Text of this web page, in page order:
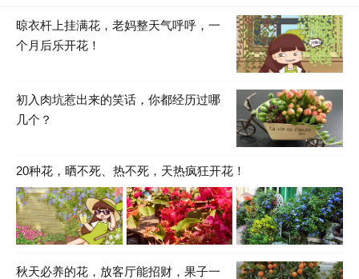
晾衣杆上挂满花，老妈整天气呼呼，一
个月后乐开花！
初入肉坑惹出来的笑话，你都经历过哪
几个？
20种花，晒不死、热不死，天热疯狂开花！
秋天必养的花，放客厅能招财，果子一